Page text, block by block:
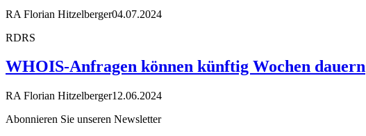
RA Florian Hitzelberger04.07.2024
RDRS
WHOIS-Anfragen können künftig Wochen dauern
RA Florian Hitzelberger12.06.2024
Abonnieren Sie unseren Newsletter